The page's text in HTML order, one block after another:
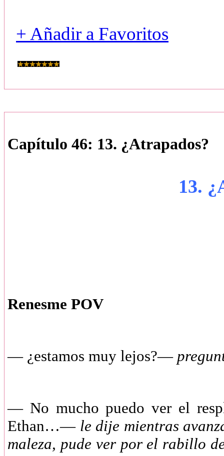
+ Añadir a Favoritos
Capítulo 46: 13. ¿Atrapados?
13.
Renesme POV
— ¿estamos muy lejos?—
— No mucho puedo ver el
Ethan…—le dije mientras
maleza, pude ver por el rabillo